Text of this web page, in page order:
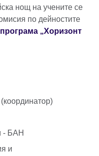
нощ на учените се
по дейностите
„Хоризонт
- БАН
и